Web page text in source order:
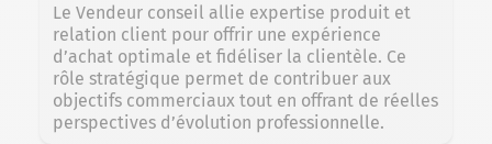
Le Vendeur conseil allie expertise produit et
relation client pour offrir une expérience
d’achat optimale et fidéliser la clientèle. Ce
rôle stratégique permet de contribuer aux
objectifs commerciaux tout en offrant de réelles
perspectives d’évolution professionnelle.